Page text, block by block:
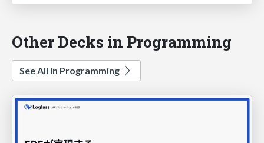
Other Decks in Programming
See All in Programming